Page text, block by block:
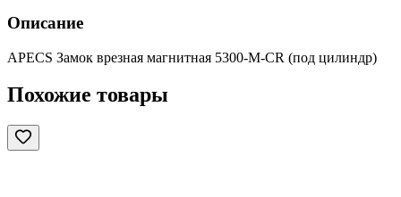
Описание
APECS Замок врезная магнитная 5300-M-CR (под цилиндр)
Похожие товары